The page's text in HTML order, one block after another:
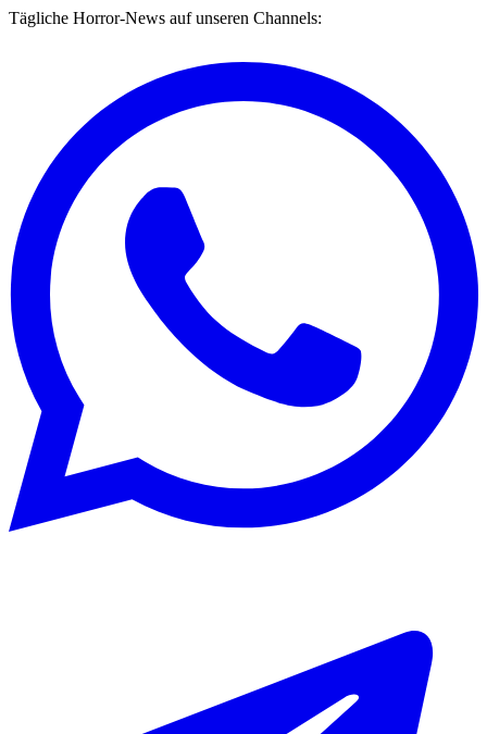
Tägliche Horror-News auf unseren Channels: